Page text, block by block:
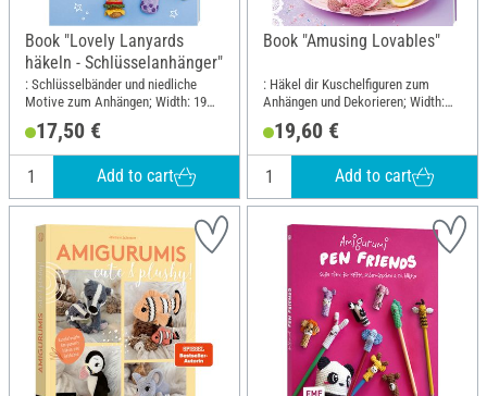
Book "Lovely Lanyards
häkeln - Schlüsselanhänger"
: Schlüsselbänder und niedliche
Motive zum Anhängen; Width: 19
17,50 €
Add to cart
Book "Amusing Lovables"
: Häkel dir Kuschelfiguren zum
Anhängen und Dekorieren; Width:
19,60 €
Add to cart